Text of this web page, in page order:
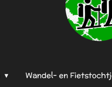
Wandel- en